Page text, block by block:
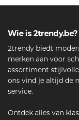
Wie is 2trendy.be?
2trendy biedt
merken aan voor
assortiment
ons vind je altijd de
service.
Ontdek alles van